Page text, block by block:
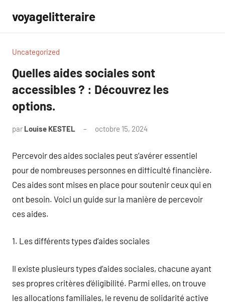
contenu
voyagelitteraire
Uncategorized
Quelles aides sociales sont
accessibles ? : Découvrez les
options.
par Louise KESTEL octobre 15, 2024
Percevoir des aides sociales peut s’avérer essentiel
pour de nombreuses personnes en difficulté financière.
Ces aides sont mises en place pour soutenir ceux qui en
ont besoin. Voici un guide sur la manière de percevoir
ces aides.
1. Les différents types d’aides sociales
Il existe plusieurs types d’aides sociales, chacune ayant
ses propres critères d’éligibilité. Parmi elles, on trouve
les allocations familiales, le revenu de solidarité active